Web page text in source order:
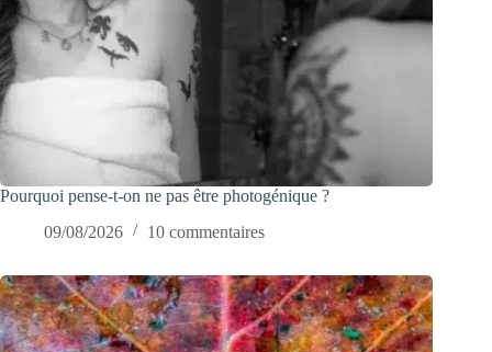
Pourquoi pense-t-on ne pas être photogénique ?
09/08/2026
10 commentaires